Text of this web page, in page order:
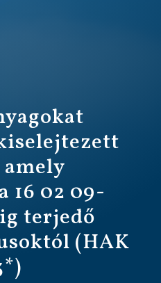
16 02 09-
terjedő
(HAK